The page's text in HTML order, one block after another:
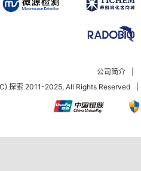
公司简介
探索 2011-2025, All Rights Reserved